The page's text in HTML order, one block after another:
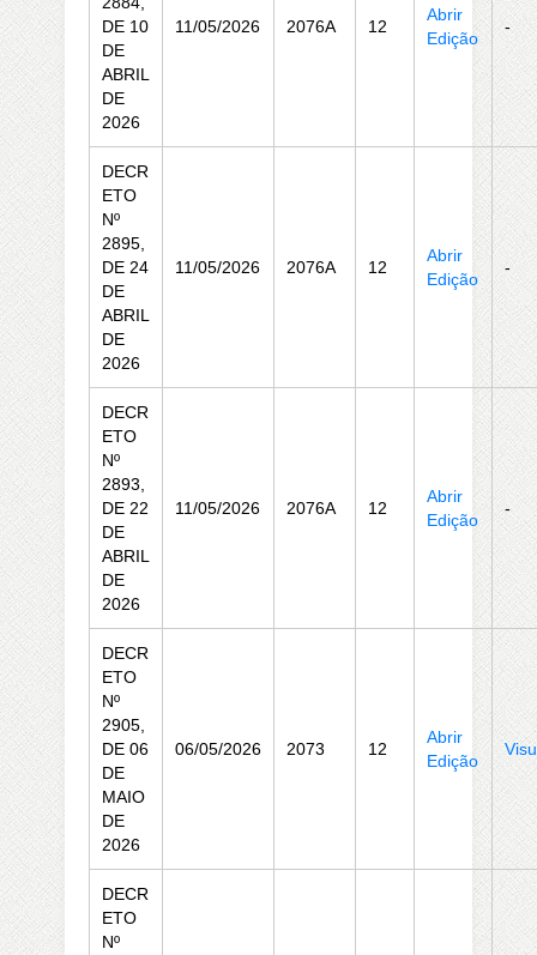
DE 10
DE
ABRIL
DE
2026
11/05/2026 2076A 12
Abrir
Edição
-
DECR
ETO
Nº
2895,
DE 24
DE
ABRIL
DE
2026
11/05/2026 2076A 12
Abrir
Edição
-
DECR
ETO
Nº
2893,
DE 22
DE
ABRIL
DE
2026
11/05/2026 2076A 12
Abrir
Edição
-
DECR
ETO
Nº
2905,
DE 06
DE
MAIO
DE
2026
06/05/2026 2073 12
Abrir
Edição
DECR
ETO
Nº